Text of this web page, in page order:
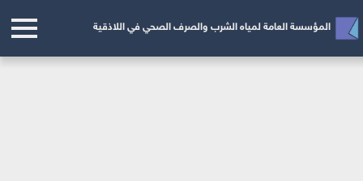
المؤسسة العامة لمياه الشرب والصرف الصحي في اللاذقية